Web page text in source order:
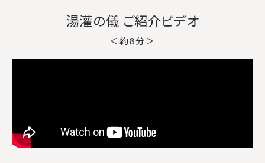
湯灌の儀 ご紹介ビデオ
＜約8分＞